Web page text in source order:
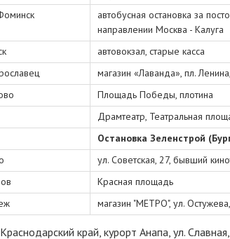
автобусная остановка за
направлении Москва - Калуга
автовокзал, старые касса
магазин «Лаванда», пл.
Площадь Победы, плотина
Драмтеатр, Театральная
Остановка Зеленстрой
ул. Советская, 27, бывший
Красная площадь
магазин "МЕТРО", ул.
Краснодарский край, курорт Анапа, ул.